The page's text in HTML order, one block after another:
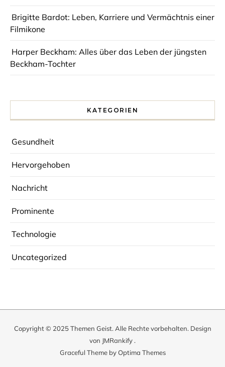
Brigitte Bardot: Leben, Karriere und Vermächtnis einer
Filmikone
Harper Beckham: Alles über das Leben der jüngsten
Beckham-Tochter
KATEGORIEN
Gesundheit
Hervorgehoben
Nachricht
Prominente
Technologie
Uncategorized
Copyright © 2025Themen Geist. Alle Rechte vorbehalten. Design
von JMRankify .
Graceful Theme byOptima Themes